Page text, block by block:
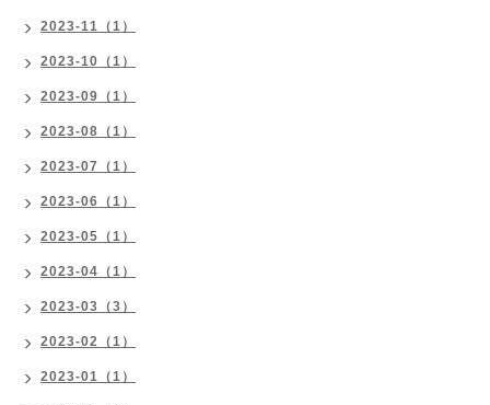
2023-11（1）
2023-10（1）
2023-09（1）
2023-08（1）
2023-07（1）
2023-06（1）
2023-05（1）
2023-04（1）
2023-03（3）
2023-02（1）
2023-01（1）